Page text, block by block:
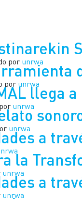
por unrwa
por unrwallega
unrwa
unrwa a
la
unrwa a
unrwa